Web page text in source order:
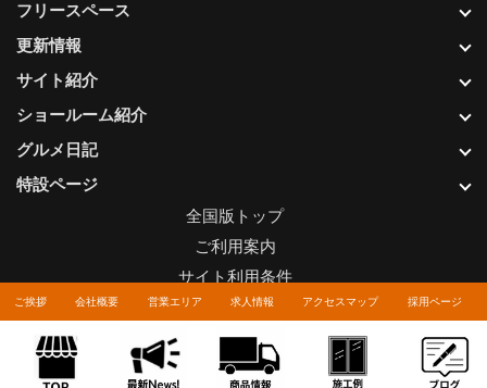
ご挨拶 会社概要 営業エリア 求人情報 アクセスマップ 採用ページ
更新情報
サイト紹介
ショールーム紹介
グルメ日記
特設ページ
フリースペース
全国版トップ
ご利用案内
サイト利用条件
プライバシーポリシー
関連リンク
お問い合わせについて